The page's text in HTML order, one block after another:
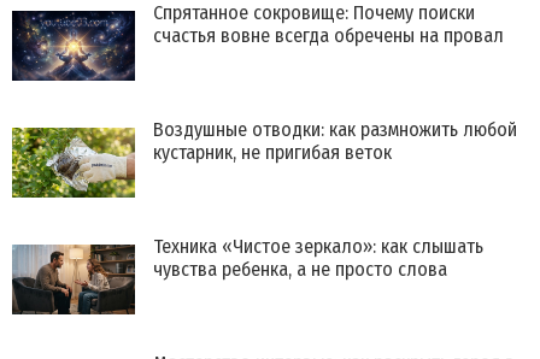
Спрятанное сокровище: Почему поиски
счастья вовне всегда обречены на провал
Воздушные отводки: как размножить любой
кустарник, не пригибая веток
Техника «Чистое зеркало»: как слышать
чувства ребенка, а не просто слова